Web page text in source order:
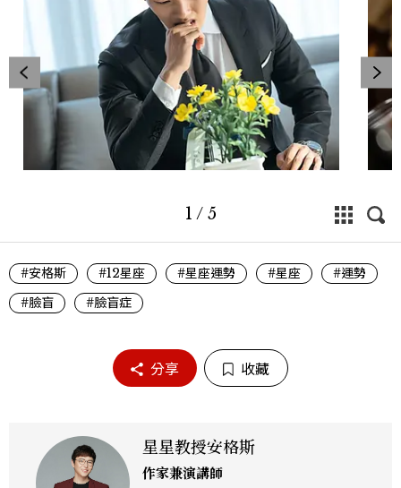
1 / 5
#安格斯 #12星座 #星座運勢 #星座
#運勢
#臉盲
#臉盲症
分享 收藏
星星教授安格斯
作家兼演講師